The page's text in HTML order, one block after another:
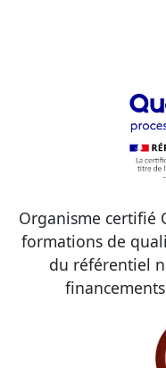
Organisme certifié
formations de
du référentiel